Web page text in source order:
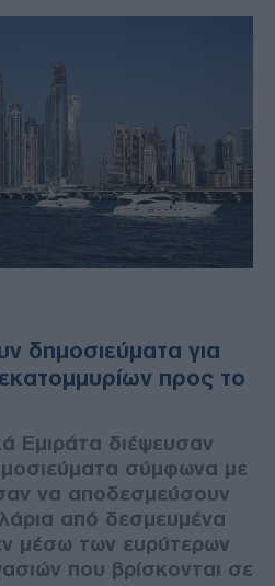
δημοσιεύματα για
προς το
Εμιράτα διέψευσαν
σύμφωνα με
να αποδεσμεύσουν
από δεσμευμένα
μέσω των ευρύτερων
που βρίσκονται σε